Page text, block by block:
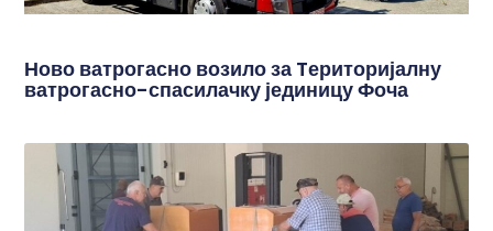
Ново ватрогасно возило за Tериторијалну
ватрогасно-спасилачку јединицу Фоча